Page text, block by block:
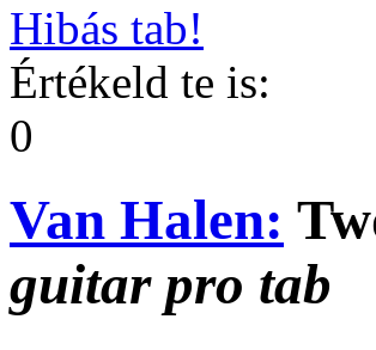
Hibás tab!
Értékeld te is:
0
Van Halen:
guitar pro tab